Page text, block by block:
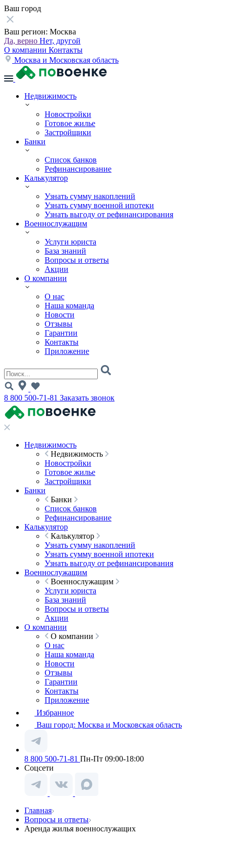
Ваш город
Ваш регион: Москва
Да, верно Нет, другой
О компании Контакты
Москва и Московская область
Недвижимость
Новостройки
Готовое жилье
Застройщики
Банки
Список банков
Рефинансирование
Калькулятор
Узнать сумму накоплений
Узнать сумму военной ипотеки
Узнать выгоду от рефинансирования
Военнослужащим
Услуги юриста
База знаний
Вопросы и ответы
Акции
О компании
О нас
Наша команда
Новости
Отзывы
Гарантии
Контакты
Приложение
8 800 500-71-81 Заказать звонок
Недвижимость
Недвижимость
Новостройки
Готовое жилье
Застройщики
Банки
Банки
Список банков
Рефинансирование
Калькулятор
Калькулятор
Узнать сумму накоплений
Узнать сумму военной ипотеки
Узнать выгоду от рефинансирования
Военнослужащим
Военнослужащим
Услуги юриста
База знаний
Вопросы и ответы
Акции
О компании
О компании
О нас
Наша команда
Новости
Отзывы
Гарантии
Контакты
Приложение
Избранное
Ваш город: Москва и Московская область
8 800 500-71-81 Пн-Пт 09:00-18:00
Соцсети
Главная
Вопросы и ответы
Аренда жилья военнослужащих